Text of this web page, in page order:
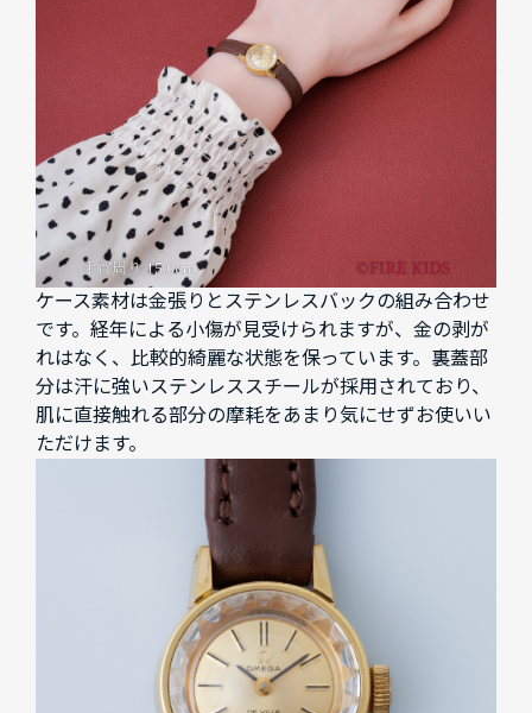
ケース素材は金張りとステンレスバックの組み合わせ
です。経年による小傷が見受けられますが、金の剥が
れはなく、比較的綺麗な状態を保っています。裏蓋部
分は汗に強いステンレススチールが採用されており、
肌に直接触れる部分の摩耗をあまり気にせずお使いい
ただけます。